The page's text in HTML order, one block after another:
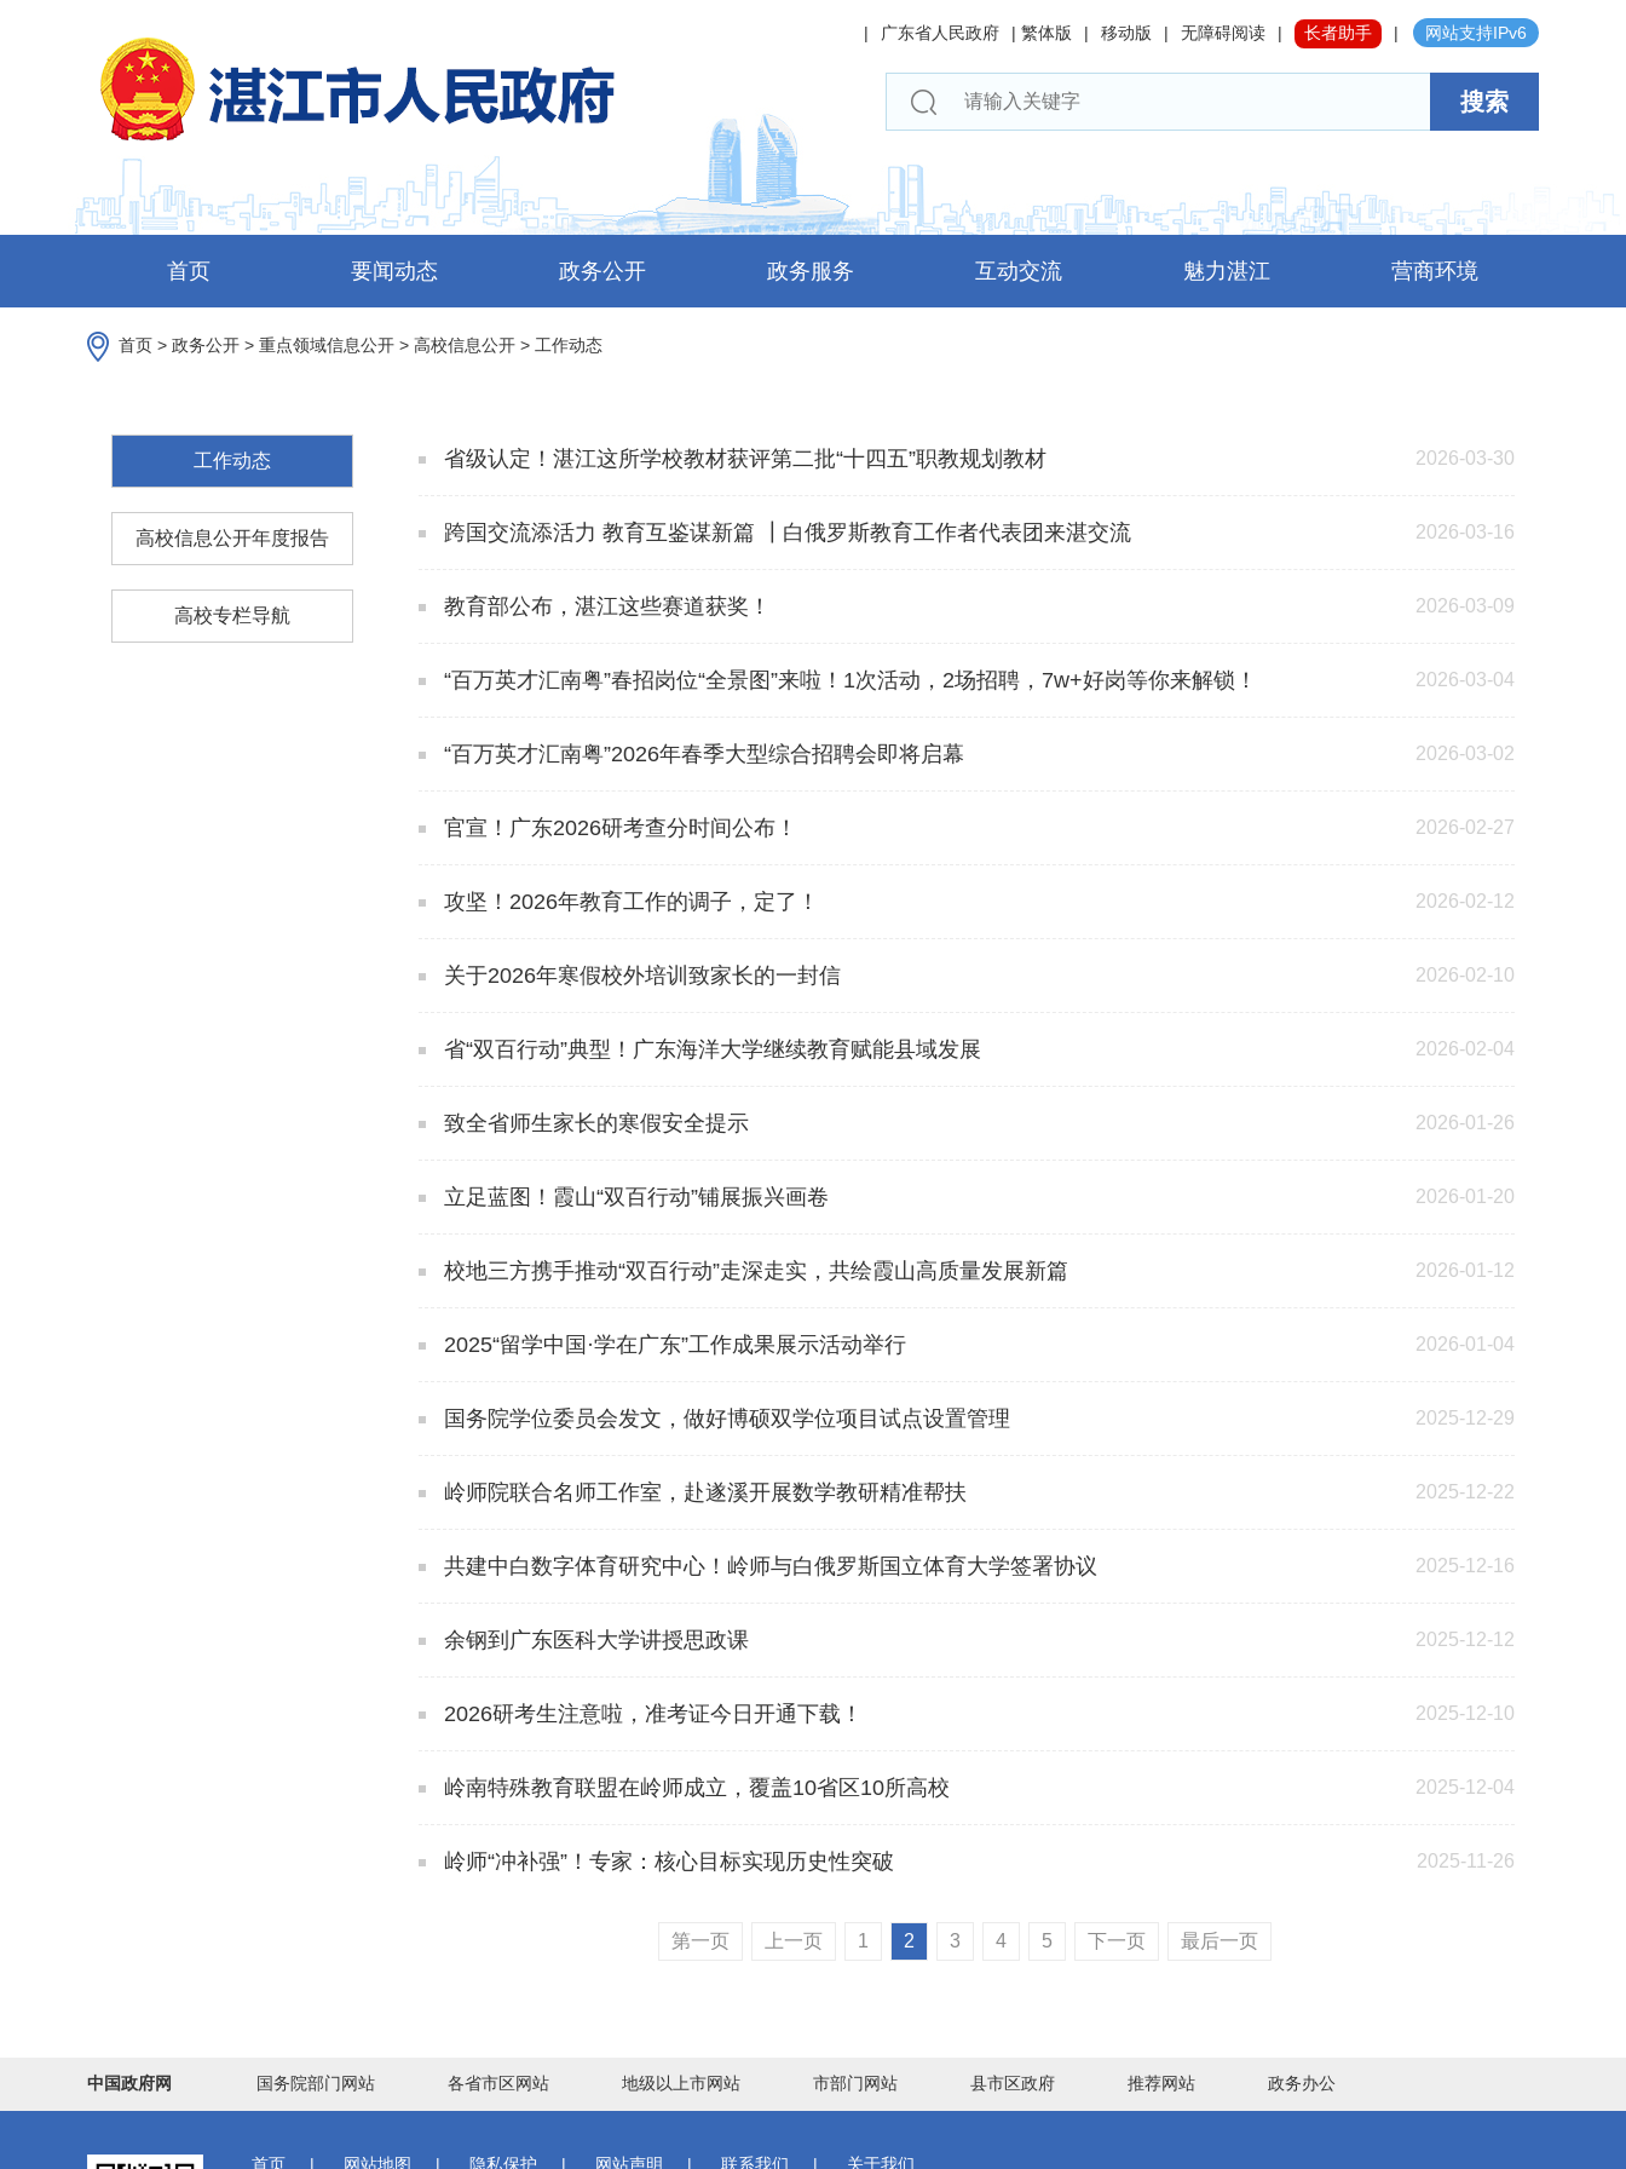
| 广东省人民政府 | 繁体版 | 移动版 | 无障碍阅读 | 长者助手 | 网站支持IPv6
搜索
首页 要闻动态 政务公开 政务服务 互动交流 魅力湛江 营商环境
首页 > 政务公开 > 重点领域信息公开 > 高校信息公开 > 工作动态
工作动态
高校信息公开年度报告
高校专栏导航
省级认定！湛江这所学校教材获评第二批“十四五”职教规划教材 2026-03-30
跨国交流添活力 教育互鉴谋新篇 ┃白俄罗斯教育工作者代表团来湛交流 2026-03-16
教育部公布，湛江这些赛道获奖！ 2026-03-09
“百万英才汇南粤”春招岗位“全景图”来啦！1次活动，2场招聘，7w+好岗等你来解锁！ 2026-03-04
“百万英才汇南粤”2026年春季大型综合招聘会即将启幕 2026-03-02
官宣！广东2026研考查分时间公布！ 2026-02-27
攻坚！2026年教育工作的调子，定了！ 2026-02-12
关于2026年寒假校外培训致家长的一封信 2026-02-10
省“双百行动”典型！广东海洋大学继续教育赋能县域发展 2026-02-04
致全省师生家长的寒假安全提示 2026-01-26
立足蓝图！霞山“双百行动”铺展振兴画卷 2026-01-20
校地三方携手推动“双百行动”走深走实，共绘霞山高质量发展新篇 2026-01-12
2025“留学中国·学在广东”工作成果展示活动举行 2026-01-04
国务院学位委员会发文，做好博硕双学位项目试点设置管理 2025-12-29
岭师院联合名师工作室，赴遂溪开展数学教研精准帮扶 2025-12-22
共建中白数字体育研究中心！岭师与白俄罗斯国立体育大学签署协议 2025-12-16
余钢到广东医科大学讲授思政课 2025-12-12
2026研考生注意啦，准考证今日开通下载！ 2025-12-10
岭南特殊教育联盟在岭师成立，覆盖10省区10所高校 2025-12-04
岭师“冲补强”！专家：核心目标实现历史性突破 2025-11-26
第一页 上一页 1 2 3 4 5 下一页 最后一页
中国政府网 国务院部门网站 各省市区网站 地级以上市网站 市部门网站 县市区政府 推荐网站 政务办公
首页 | 网站地图 | 隐私保护 | 网站声明 | 联系我们 | 关于我们